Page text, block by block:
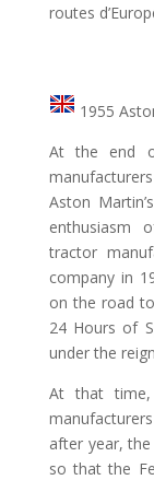
routes
1955
At the end
Aston
enthusiasm
tractor
company in
on the road
24 Hours of
under the
At that time,
after year,
so that the